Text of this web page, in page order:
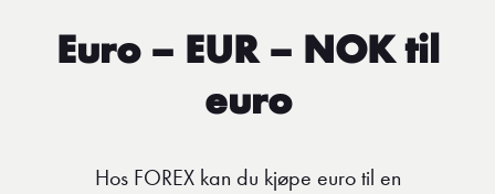
Euro – EUR – NOK til
euro
Hos FOREX kan du kjøpe euro til en